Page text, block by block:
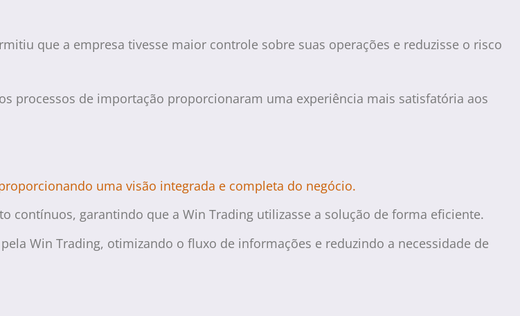
que a empresa tivesse maior controle sobre suas operações e reduzisse o risco
processos de importação proporcionaram uma experiência mais satisfatória aos
uma visão integrada e completa do negócio.
contínuos, garantindo que a Win Trading utilizasse a solução de forma eficiente.
Win Trading, otimizando o fluxo de informações e reduzindo a necessidade de